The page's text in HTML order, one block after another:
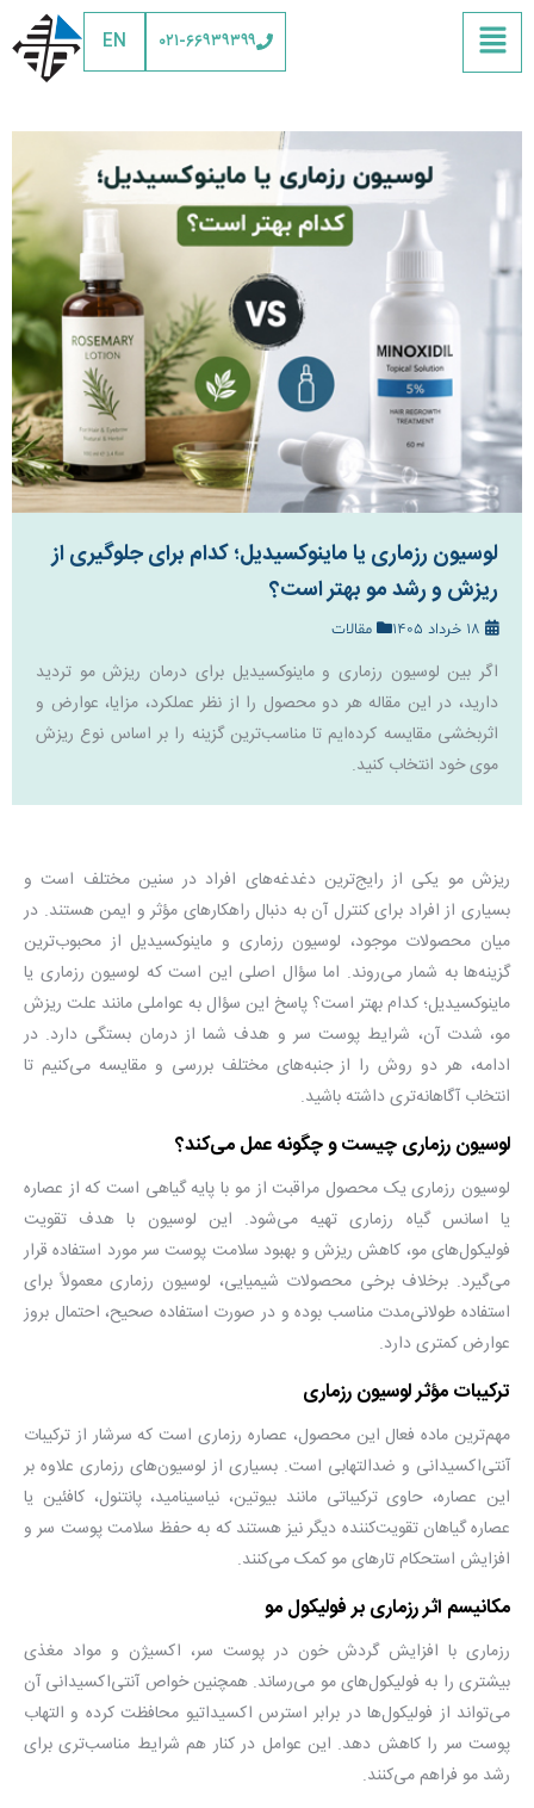
EN ۰۲۱-۶۶۹۳۹۳۹۹
لوسیون رزماری یا ماینوکسیدیل؛ کدام برای جلوگیری از
ریزش و رشد مو بهتر است؟
مقالات
اگر بین لوسیون رزماری و ماینوکسیدیل برای درمان ریزش مو تردید
دارید، در این مقاله هر دو محصول را از نظر عملکرد، مزایا، عوارض و
اثربخشی مقایسه کرده‌ایم تا مناسب‌ترین گزینه را بر اساس نوع ریزش
موی خود انتخاب کنید.
ریزش مو یکی از رایج‌ترین دغدغه‌های افراد در سنین مختلف است و
بسیاری از افراد برای کنترل آن به دنبال راهکارهای مؤثر و ایمن هستند. در
میان محصولات موجود، لوسیون رزماری و ماینوکسیدیل از محبوب‌ترین
گزینه‌ها به شمار می‌روند. اما سؤال اصلی این است که لوسیون رزماری یا
ماینوکسیدیل؛ کدام بهتر است؟ پاسخ این سؤال به عواملی مانند علت ریزش
مو، شدت آن، شرایط پوست سر و هدف شما از درمان بستگی دارد. در
ادامه، هر دو روش را از جنبه‌های مختلف بررسی و مقایسه می‌کنیم تا
انتخاب آگاهانه‌تری داشته باشید.
لوسیون رزماری چیست و چگونه عمل می‌کند؟
لوسیون رزماری یک محصول مراقبت از مو با پایه گیاهی است که از عصاره
یا اسانس گیاه رزماری تهیه می‌شود. این لوسیون با هدف تقویت
فولیکول‌های مو، کاهش ریزش و بهبود سلامت پوست سر مورد استفاده قرار
می‌گیرد. برخلاف برخی محصولات شیمیایی، لوسیون رزماری معمولاً برای
استفاده طولانی‌مدت مناسب بوده و در صورت استفاده صحیح، احتمال بروز
عوارض کمتری دارد.
ترکیبات مؤثر لوسیون رزماری
مهم‌ترین ماده فعال این محصول، عصاره رزماری است که سرشار از ترکیبات
آنتی‌اکسیدانی و ضدالتهابی است. بسیاری از لوسیون‌های رزماری علاوه بر
این عصاره، حاوی ترکیباتی مانند بیوتین، نیاسینامید، پانتنول، کافئین یا
عصاره گیاهان تقویت‌کننده دیگر نیز هستند که به حفظ سلامت پوست سر و
افزایش استحکام تارهای مو کمک می‌کنند.
مکانیسم اثر رزماری بر فولیکول مو
رزماری با افزایش گردش خون در پوست سر، اکسیژن و مواد مغذی
بیشتری را به فولیکول‌های مو می‌رساند. همچنین خواص آنتی‌اکسیدانی آن
می‌تواند از فولیکول‌ها در برابر استرس اکسیداتیو محافظت کرده و التهاب
پوست سر را کاهش دهد. این عوامل در کنار هم شرایط مناسب‌تری برای
رشد مو فراهم می‌کنند.